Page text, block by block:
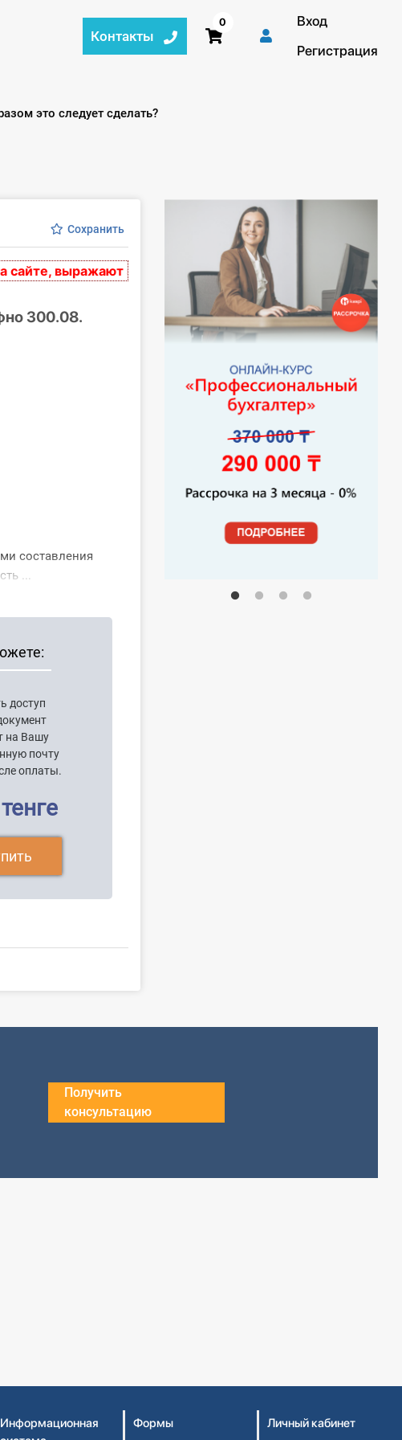
Контакты
0
Вход
Регистрация
это следует сделать?
Сохранить
выражают экспертное мнение и носят
300.08.
составления
...
доступ
на Вашу
почту
оплаты.
Получить
консультацию
Информационная
Формы Личный кабинет